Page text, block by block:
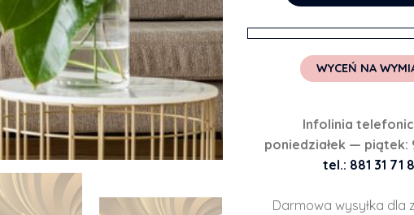
WYCEŃ NA
Infolinia
poniedziałek — piątek:
tel.: 881 31 71
Darmowa wysyłka dla